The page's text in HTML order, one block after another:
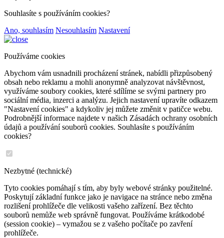
Souhlasíte s používáním cookies?
Ano, souhlasím Nesouhlasím Nastavení
Používáme cookies
Abychom vám usnadnili procházení stránek, nabídli přizpůsobený
obsah nebo reklamu a mohli anonymně analyzovat návštěvnost,
využíváme soubory cookies, které sdílíme se svými partnery pro
sociální média, inzerci a analýzu. Jejich nastavení upravíte odkazem
"Nastavení cookies" a kdykoliv jej můžete změnit v patičce webu.
Podrobnější informace najdete v našich Zásadách ochrany osobních
údajů a používání souborů cookies. Souhlasíte s používáním
cookies?
Nezbytné (technické)
Tyto cookies pomáhají s tím, aby byly webové stránky použitelné.
Poskytují základní funkce jako je navigace na stránce nebo změna
rozlišení prohlížeče dle velikosti vašeho zařízení. Bez těchto
souborů nemůže web správně fungovat. Používáme krátkodobé
(session cookie) – vymažou se z vašeho počítače po zavření
prohlížeče.